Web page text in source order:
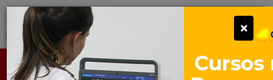
Pular
para
conteúdo
Portal para Profissionais Veterinários
×